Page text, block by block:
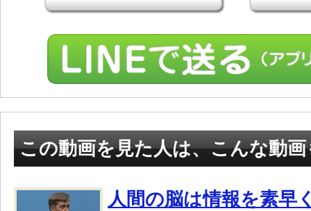
この動画を見た人は、こんな動
人間の脳は情報を素早